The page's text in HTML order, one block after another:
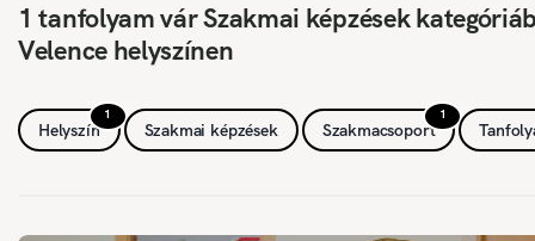
1 tanfolyam vár Szakmai képzések
Velence helyszínen
1
Helyszín Szakmai képzések
1
Szakmacsoport